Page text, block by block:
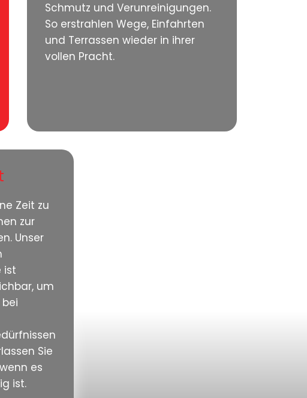
Schmutz und Verunreinigungen.
So erstrahlen Wege, Einfahrten
und Terrassen wieder in ihrer
vollen Pracht.
Zeit zu
zur
Unser
ist
um
Sie
es
ist.